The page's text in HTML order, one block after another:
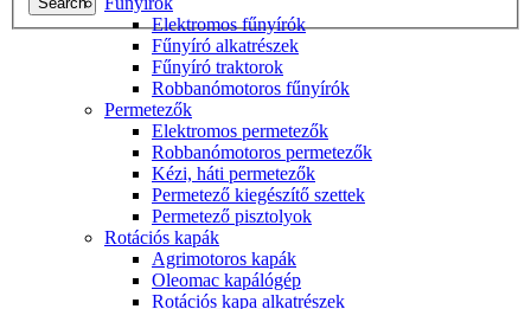
Elektromos fűnyírók
Fűnyíró alkatrészek
Fűnyíró traktorok
Robbanómotoros fűnyírók
Permetezők
Elektromos permetezők
Robbanómotoros permetezők
Kézi, háti permetezők
Permetező kiegészítő szettek
Permetező pisztolyok
Rotációs kapák
Agrimotoros kapák
Oleomac kapálógép
Rotációs kapa alkatrészek